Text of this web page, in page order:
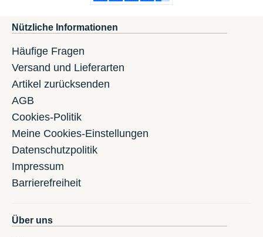
Nützliche Informationen
Häufige Fragen
Versand und Lieferarten
Artikel zurücksenden
AGB
Cookies-Politik
Meine Cookies-Einstellungen
Datenschutzpolitik
Impressum
Barrierefreiheit
Über uns